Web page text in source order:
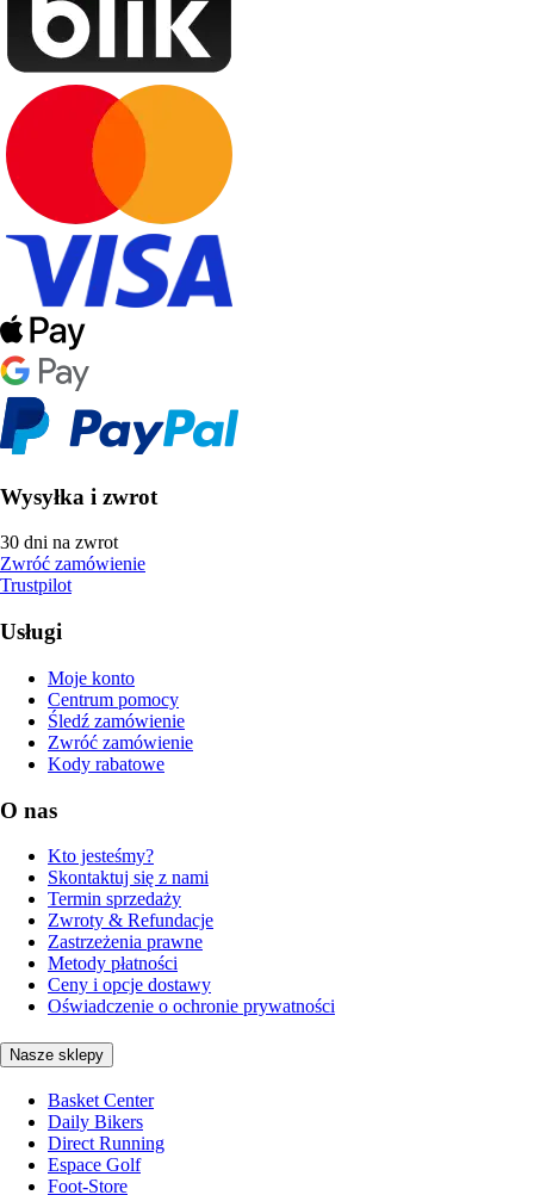
Wysyłka i zwrot
30 dni na zwrot
Zwróć zamówienie
Trustpilot
Usługi
Moje konto
Centrum pomocy
Śledź zamówienie
Zwróć zamówienie
Kody rabatowe
O nas
Kto jesteśmy?
Skontaktuj się z nami
Termin sprzedaży
Zwroty & Refundacje
Zastrzeżenia prawne
Metody płatności
Ceny i opcje dostawy
Oświadczenie o ochronie prywatności
Nasze sklepy
Basket Center
Daily Bikers
Direct Running
Espace Golf
Foot-Store